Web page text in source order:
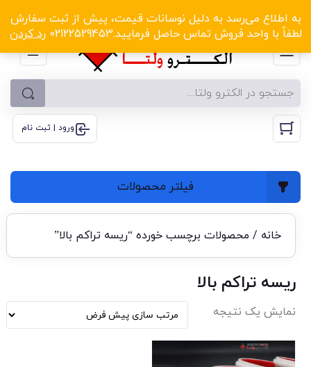
به اطلاع می‌رسد به دلیل نوسانات قیمت، پیش از ثبت سفارش
لطفاً با واحد فروش تماس حاصل فرمایید.02122529453
رد کردن
الکترو ولتا با تخفیف‌های شگفت‌انگیز! کلیک کنید
ورود | ثبت نام
فیلتر محصولات
خانه / محصولات برچسب خورده “ریسه تراکم بالا”
ریسه تراکم بالا
نمایش یک نتیجه